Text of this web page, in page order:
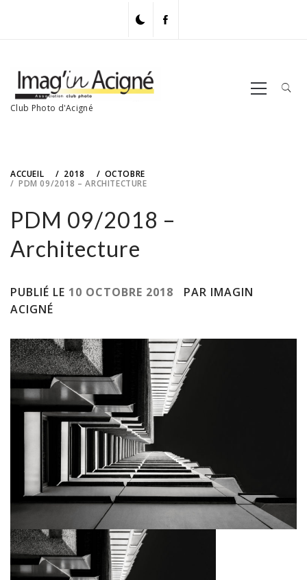
Club Photo d'Acigné
Primary
Menu
ACCUEIL 2018
OCTOBRE
PDM 09/2018 – ARCHITECTURE
PDM 09/2018 –
Architecture
PUBLIÉ LE 10 OCTOBRE 2018
PAR IMAGIN
ACIGNÉ